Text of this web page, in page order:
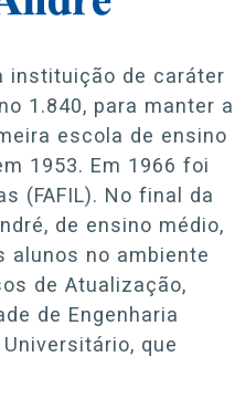
instituição de caráter
1.840, para manter a
escola de ensino
1953. Em 1966 foi
(FAFIL). No final da
de ensino médio,
alunos no ambiente
de Atualização,
de Engenharia
que